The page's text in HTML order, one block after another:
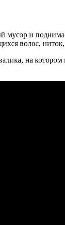
мусор и
волос,
на